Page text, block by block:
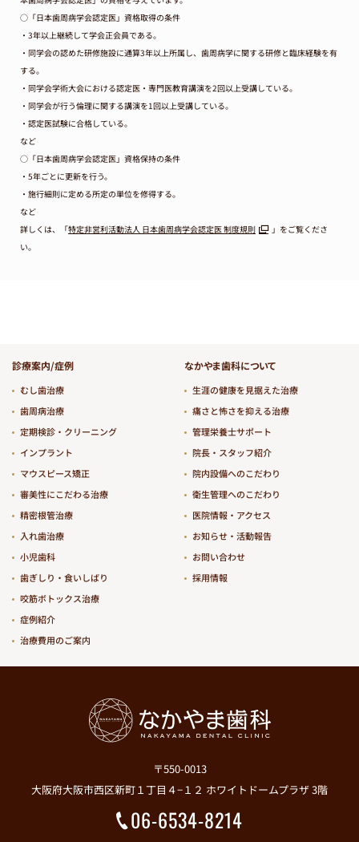
○「日本歯周病学会認定医」資格取得の条件
・3年以上継続して学会正会員である。
・同学会の認めた研修施設に通算3年以上所属し、歯周病学に関する研修と臨床経験を有
する。
・同学会学術大会における認定医・専門医教育講演を2回以上受講している。
・同学会が行う倫理に関する講演を1回以上受講している。
・認定医試験に合格している。
など
○「日本歯周病学会認定医」資格保持の条件
・5年ごとに更新を行う。
・施行細則に定める所定の単位を修得する。
など
詳しくは、「特定非営利活動法人 日本歯周病学会認定医 制度規則
」をご覧くださ
い。
診療案内/症例
むし歯治療
歯周病治療
定期検診・クリーニング
インプラント
マウスピース矯正
審美性にこだわる治療
精密根管治療
入れ歯治療
小児歯科
歯ぎしり・食いしばり
咬筋ボトックス治療
症例紹介
治療費用のご案内
なかやま歯科について
生涯の健康を見据えた治療
痛さと怖さを抑える治療
管理栄養士サポート
院長・スタッフ紹介
院内設備へのこだわり
衛生管理へのこだわり
医院情報・アクセス
お知らせ・活動報告
お問い合わせ
採用情報
〒550-0013
大阪府大阪市西区新町１丁目４−１２ ホワイトドームプラザ 3階
06-6534-8214